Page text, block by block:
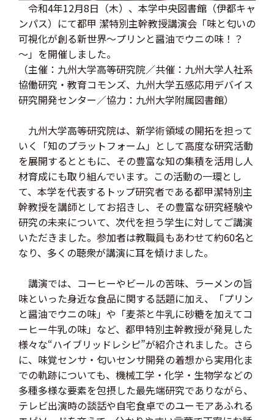
令和4年12月8日（木）、本学中央図書館（伊都キャ
ンパス）にて都甲 潔特別主幹教授講演会「味と匂いの
可視化が創る新世界～プリンと醤油でウニの味！？
～」を開催しました。
（主催：九州大学高等研究院／共催：九州大学人社系
協働研究・教育コモンズ、九州大学五感応用デバイス
研究開発センター／協力：九州大学附属図書館）
九州大学高等研究院は、新学術領域の開拓を担って
いく「知のプラットフォーム」として高度な研究活動
を展開するとともに、その豊富な知の集積を活用し人
材育成にも取り組んでいます。この活動の一環とし
て、本学を代表するトップ研究者である都甲潔特別主
幹教授を講師としてお招きし、その豊富な研究経験や
研究の未来について、次代を担う学生に対してご講演
いただきました。参加者は教職員もあわせて約60名と
なり、多くの聴衆が講演に耳を傾けました。
講演では、コーヒーやビールの苦味、ラーメンの旨
味といった身近な食品に関する話題に加え、「プリン
と醤油でウニの味」や「麦茶と牛乳に砂糖を加えてコ
ーヒー牛乳の味」など、都甲特別主幹教授が発見した
様々な“ハイブリッドレシピ”が紹介されました。さら
に、味覚センサ・匂いセンサ開発の着想から実用化ま
での軌跡についても、機械工学・化学・生物学などの
多種多様な要素を包摂した最先端研究でありながら、
テレビ出演時の談話や自宅食卓でのユーモアあふれる